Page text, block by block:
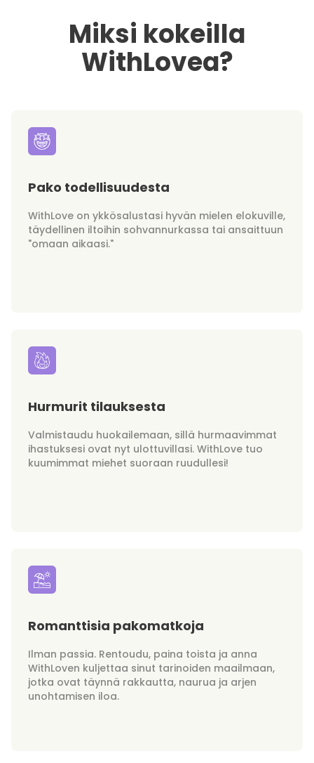
Miksi kokeilla
WithLovea?
Pako todellisuudesta
WithLove on ykkösalustasi hyvän mielen elokuville,
täydellinen iltoihin sohvannurkassa tai ansaittuun
"omaan aikaasi."
Hurmurit tilauksesta
Valmistaudu huokailemaan, sillä hurmaavimmat
ihastuksesi ovat nyt ulottuvillasi. WithLove tuo
kuumimmat miehet suoraan ruudullesi!
Romanttisia pakomatkoja
Ilman passia. Rentoudu, paina toista ja anna
WithLoven kuljettaa sinut tarinoiden maailmaan,
jotka ovat täynnä rakkautta, naurua ja arjen
unohtamisen iloa.